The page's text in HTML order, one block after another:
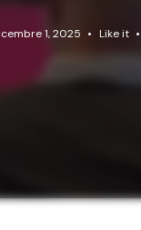
1, 2025 Like it